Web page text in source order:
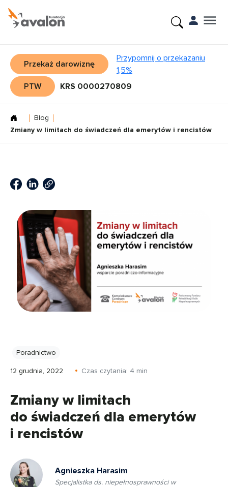
Przekaż darowiznę
Przypomnij o przekazaniu
1,5%
PTW
KRS 0000270809
Blog
Zmiany w limitach do świadczeń dla emerytów i rencistów
Poradnictwo
12 grudnia, 2022 Czas czytania: 4 min
Zmiany w limitach
do świadczeń dla emerytów
i rencistów
Agnieszka Harasim
Specjalistka ds. niepełnosprawności w